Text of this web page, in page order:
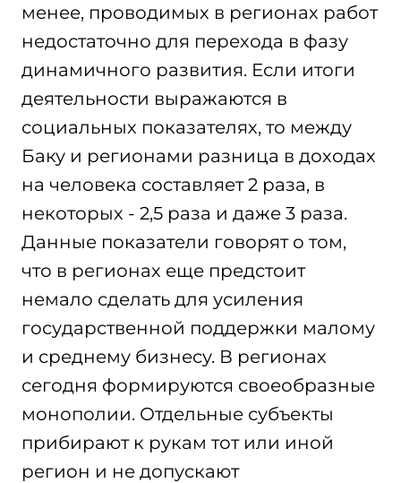
менее, проводимых в регионах работ
недостаточно для перехода в фазу
динамичного развития. Если итоги
деятельности выражаются в
социальных показателях, то между
Баку и регионами разница в доходах
на человека составляет 2 раза, в
некоторых - 2,5 раза и даже 3 раза.
Данные показатели говорят о том,
что в регионах еще предстоит
немало сделать для усиления
государственной поддержки малому
и среднему бизнесу. В регионах
сегодня формируются своеобразные
монополии. Отдельные субъекты
прибирают к рукам тот или иной
регион и не допускают